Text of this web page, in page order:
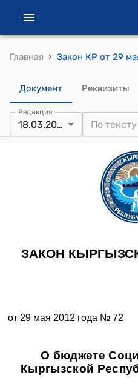
Главная ›
Документ Реквизиты
Редакция
18.03.2013